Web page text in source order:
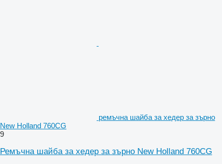
ремъчна шайба за хедер за зърно
New Holland 760CG
9
Ремъчна шайба за хедер за зърно New Holland 760CG